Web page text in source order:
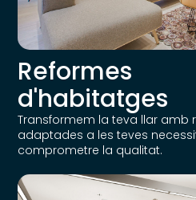
Reformes
d'habitatges
Transformem la teva llar amb
adaptades a les teves
comprometre la qualitat.